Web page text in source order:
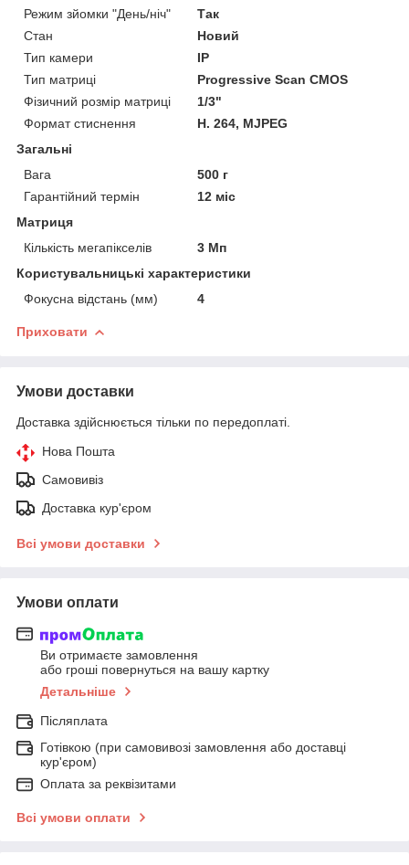
Режим зйомки "День/ніч"
Так
Стан
Новий
Тип камери
IP
Тип матриці
Progressive Scan CMOS
Фізичний розмір матриці
1/3"
Формат стиснення
H. 264, MJPEG
Загальні
Вага
500 г
Гарантійний термін
12 міс
Матриця
Кількість мегапікселів
3 Мп
Користувальницькі характеристики
Фокусна відстань (мм)
4
Приховати
Умови доставки
Доставка здійснюється тільки по передоплаті.
Нова Пошта
Самовивіз
Доставка кур'єром
Всі умови доставки
Умови оплати
Ви отримаєте замовлення
або гроші повернуться на вашу картку
Детальніше
Післяплата
Готівкою (при самовивозі замовлення або доставці
кур'єром)
Оплата за реквізитами
Всі умови оплати